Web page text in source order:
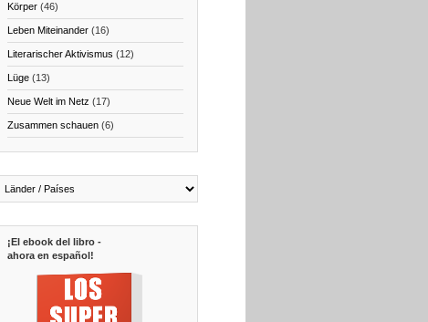
Körper(46)
Leben Miteinander(16)
Literarischer Aktivismus (12)
Lüge(13)
Neue Welt im Netz (17)
Zusammen schauen(6)
¡El ebook del libro -
ahora en español!